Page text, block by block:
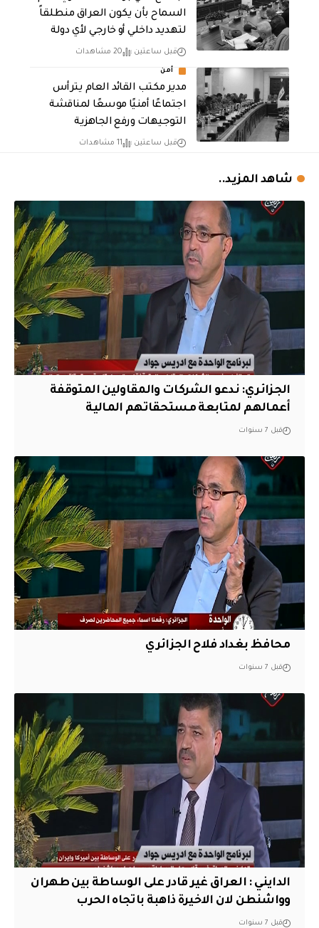
السماح بأن يكون العراق منطلقاً
لتهديد داخلي أو خارجي لأي دولة
قبل ساعتين 20 مشاهدات
أمن
مدير مكتب القائد العام يترأس
اجتماعًا أمنيًا موسعًا لمناقشة
التوجيهات ورفع الجاهزية
قبل ساعتين 11 مشاهدات
شاهد المزيد..
الجزائري: ندعو الشركات والمقاولين المتوقفة
أعمالهم لمتابعة مستحقاتهم المالية
قبل 7 سنوات
محافظ بغداد فلاح الجزائري
قبل 7 سنوات
الدايني : العراق غير قادر على الوساطة بين طهران
وواشنطن لان الاخيرة ذاهبة باتجاه الحرب
قبل 7 سنوات